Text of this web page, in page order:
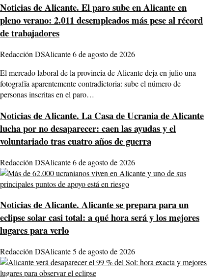
Noticias de Alicante. El paro sube en Alicante en
pleno verano: 2.011 desempleados más pese al récord
de trabajadores
Redacción DSAlicante6 de agosto de 2026
El mercado laboral de la provincia de Alicante deja en julio una
fotografía aparentemente contradictoria: sube el número de
personas inscritas en el paro…
Noticias de Alicante. La Casa de Ucrania de Alicante
lucha por no desaparecer: caen las ayudas y el
voluntariado tras cuatro años de guerra
Redacción DSAlicante6 de agosto de 2026
Noticias de Alicante. Alicante se prepara para un
eclipse solar casi total: a qué hora será y los mejores
lugares para verlo
Redacción DSAlicante5 de agosto de 2026